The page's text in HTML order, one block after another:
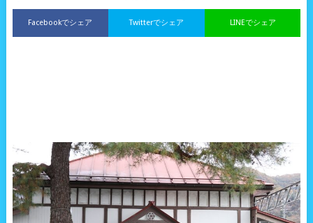
Facebookでシェア LINEでシェア
Twitterでシェア